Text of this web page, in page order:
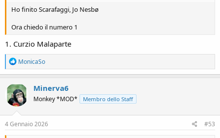
Ho finito Scarafaggi, Jo Nesbø
Ora chiedo il numero 1
1. Curzio Malaparte
R
e
a
c
t
i
o
n
s
MonicaSo
Minerva6
Monkey *MOD* Membro dello Staff
4 Gennaio 2026 #53